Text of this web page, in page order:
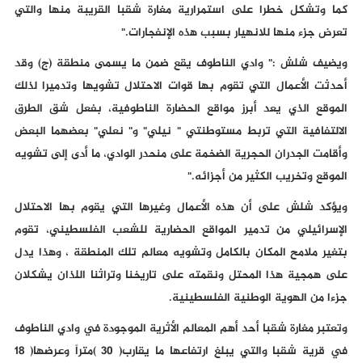
كما وتشكل خطرا على استمرارية مغارة شقبا القريبة منها والتي
تعرض جزء منها للانهيار بسبب هذه الإنفجارات."
ويضيف شلش :" وادي الناطوف يقع ضمن ما يسمى منطقة (ج) وقد
أحدثت الأعمال التي تقوم بها قوات الاحتلال تشويها وتدميرا لذلك
الموقع الذي يعد أبرز مواقع الحضارة الناطوفية، بفعل شق الطرق
الالتفافية التي تربط مستوطنتي " نيلي" و" نعلي" بعضهما البعض
وأقامت الجدران الحجرية الضخمة على منحدر الوادي، ما أدى إلى تشويه
الموقع وتخريب الكثير من أجزائه."
ويؤكد شلش على أن هذه الأعمال وغيرها التي يقوم بها الاحتلال
الإسرائيلي من تدمير المواقع الحضارية للشعب الفلسطيني، تقوم
بتغير ملامح المكان بالكامل وتشويه معالم تلك المنطقة ، وهذا يدل
على همجية هذا المحتل ونقمته على تاريخنا وتراثنا اللذان يشكلان
جزءا من الهوية الوطنية الفلسطينية.
وتعتبر مغارة شقبا أحد أهم المعالم الأثرية الموجودة في وادي الناطوف
في قرية شقبا والتي يبلغ ارتفاعها ما يقارب( 30 )متراً وعرضها( 18